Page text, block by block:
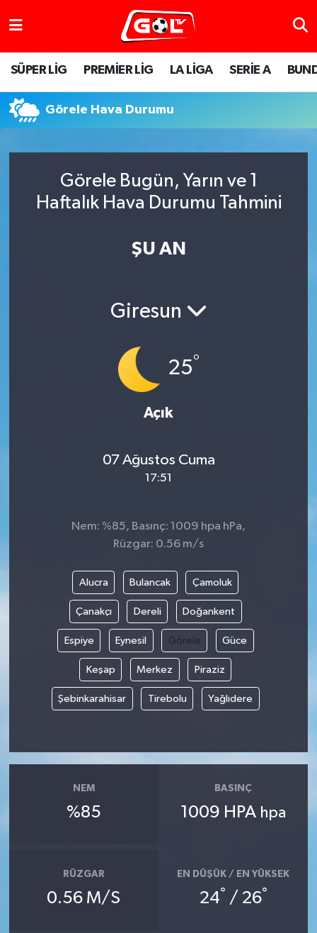
SÜPER LİG PREMİER LİG LA LİGA SERİE A
Görele Hava Durumu
Görele Bugün, Yarın ve 1
Haftalık Hava Durumu Tahmini
ŞU AN
Giresun
25°
Açık
07 Ağustos Cuma
17:51
Nem: %85, Basınç: 1009 hpa hPa,
Rüzgar: 0.56 m/s
Alucra Bulancak Çamoluk
Çanakçı Dereli Doğankent
Espiye Eynesil Görele Güce
Keşap Merkez Piraziz
Şebinkarahisar Tirebolu Yağlıdere
NEM
%85
BASINÇ
1009 HPA hpa
RÜZGAR
0.56 M/S
EN DÜŞÜK / EN YÜKSEK
24° / 26°